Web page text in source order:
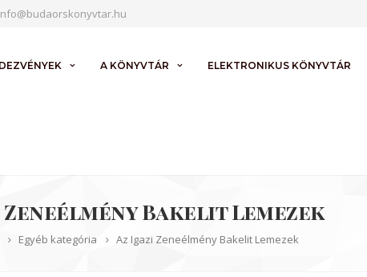
A KÖNYVTÁR ELEKTRONIKUS KÖNYVTÁR
Zeneélmény Bakelit Lemezek
Egyéb kategória Az Igazi Zeneélmény Bakelit Lemezek